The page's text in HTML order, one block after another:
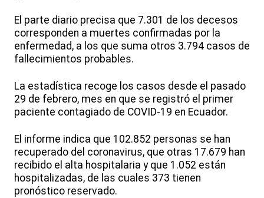
El parte diario precisa que 7.301 de los decesos
corresponden a muertes confirmadas por la
enfermedad, a los que suma otros 3.794 casos de
fallecimientos probables.
La estadística recoge los casos desde el pasado
29 de febrero, mes en que se registró el primer
paciente contagiado de COVID-19 en Ecuador.
El informe indica que 102.852 personas se han
recuperado del coronavirus, que otras 17.679 han
recibido el alta hospitalaria y que 1.052 están
hospitalizadas, de las cuales 373 tienen
pronóstico reservado.